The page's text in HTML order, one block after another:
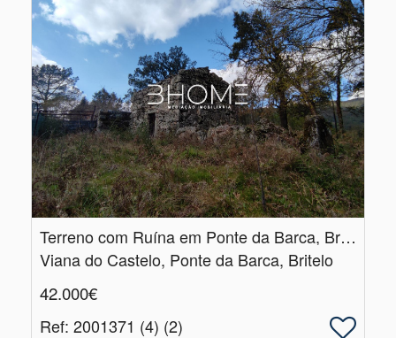
Terreno com Ruína em Ponte da Barca, Britelo
Viana do Castelo, Ponte da Barca, Britelo
42.000€
Ref: 2001371 (4) (2)